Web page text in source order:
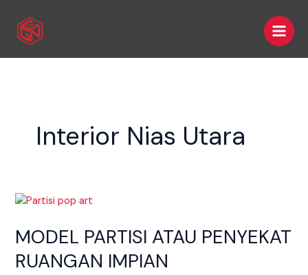
content
Main
Interior Nias Utara
MODEL PARTISI ATAU PENYEKAT
RUANGAN IMPIAN
MODEL
ATAU
RUANGAN